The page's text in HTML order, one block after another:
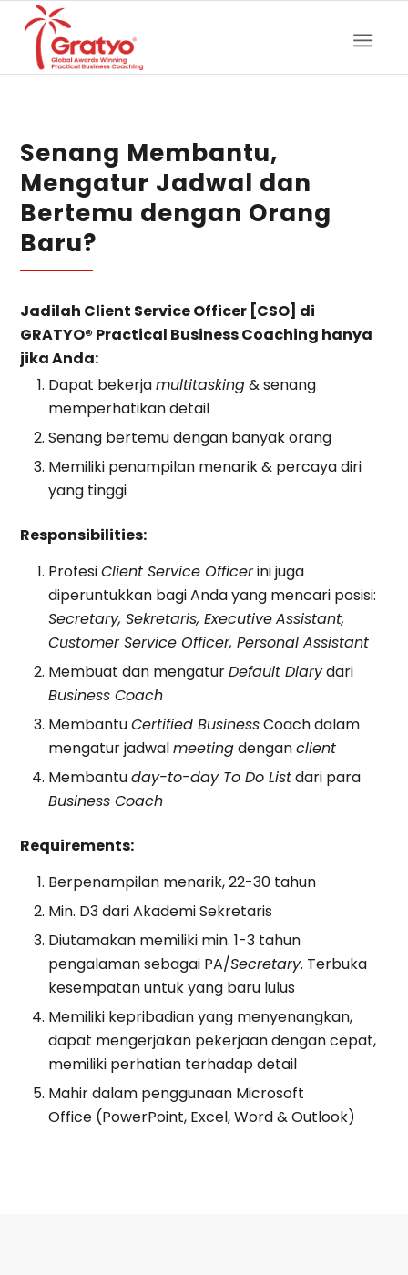
Senang Membantu,
Mengatur Jadwal dan
Bertemu dengan Orang
Baru?
Jadilah Client Service Officer [CSO] di
GRATYO® Practical Business Coaching hanya
jika Anda:
Dapat bekerjamultitasking& senang
memperhatikan detail
Senang bertemu dengan banyak orang
Memiliki penampilan menarik & percaya diri
yang tinggi
Responsibilities:
ProfesiClient Service Officerini juga
diperuntukkan bagi Anda yang mencari posisi:
Secretary, Sekretaris, ExecutiveAssistant,
Customer Service Officer, Personal Assistant
Membuat dan mengaturDefault Diarydari
Business Coach
MembantuCertified BusinessCoach dalam
mengatur jadwalmeetingdenganclient
Membantuday-to-day To Do Listdari para
Business Coach
Requirements:
Berpenampilan menarik, 22-30 tahun
Min. D3 dari Akademi Sekretaris
Diutamakan memiliki min. 1-3 tahun
pengalaman sebagai PA/Secretary. Terbuka
kesempatan untuk yang baru lulus
Memiliki kepribadian yang menyenangkan,
dapat mengerjakan pekerjaan dengan cepat,
memiliki perhatian terhadap detail
Mahir dalam penggunaan Microsoft
Office (PowerPoint, Excel, Word & Outlook)